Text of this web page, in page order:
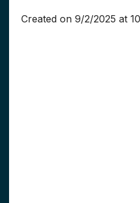
Created on 9/2/2025 at